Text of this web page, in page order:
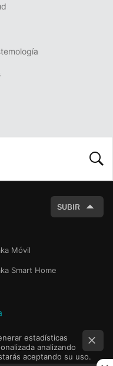
SUBIR
Móvil
Smart Home
estadísticas
analizando
aceptando su uso.